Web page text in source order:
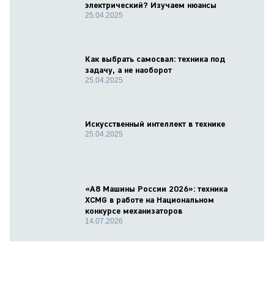
электрический? Изучаем нюансы
25.04.2025
Как выбрать самосвал: техника под
задачу, а не наоборот
25.04.2025
Искусственный интеллект в технике
25.04.2025
«А8 Машины России 2026»: техника
XCMG в работе на Национальном
конкурсе механизаторов
14.07.2026